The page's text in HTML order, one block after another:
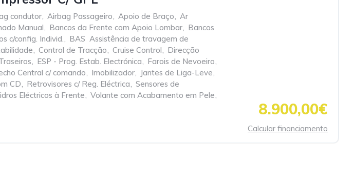
condutor, Airbag Passageiro, Apoio de Braço, Ar
Manual, Bancos da Frente com Apoio Lombar, Bancos
c/config. Individ., BAS  Assistência de travagem de
, Control de Tracção, Cruise Control, Direcção
, ESP - Prog. Estab. Electrónica, Farois de Nevoeiro,
Central c/ comando, Imobilizador, Jantes de Liga-Leve,
CD, Retrovisores c/ Reg. Eléctrica, Sensores de
Eléctricos à Frente, Volante com Acabamento em Pele,
8.900,00€
Calcular financiamento